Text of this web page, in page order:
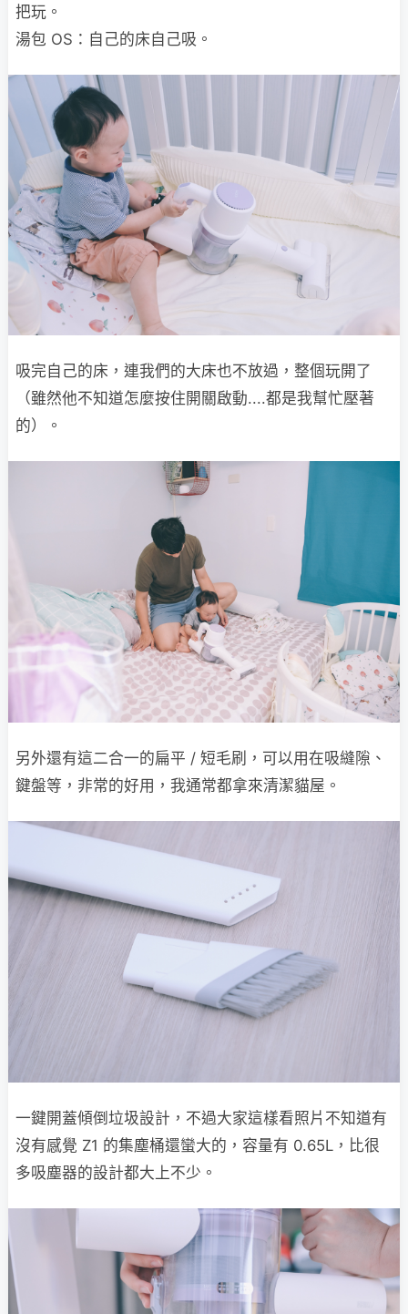
把玩。
湯包 OS：自己的床自己吸。
吸完自己的床，連我們的大床也不放過，整個玩開了
（雖然他不知道怎麼按住開關啟動....都是我幫忙壓著
的）。
另外還有這二合一的扁平 / 短毛刷，可以用在吸縫隙、
鍵盤等，非常的好用，我通常都拿來清潔貓屋。
一鍵開蓋傾倒垃圾設計，不過大家這樣看照片不知道有
沒有感覺 Z1 的集塵桶還蠻大的，容量有 0.65L，比很
多吸塵器的設計都大上不少。